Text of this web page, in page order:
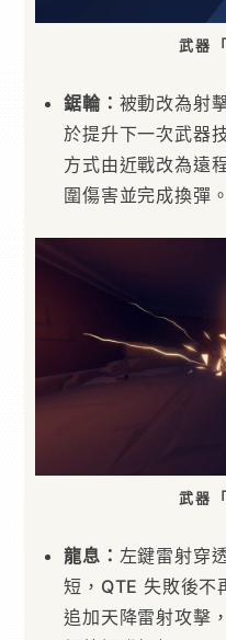
武器
鋸輪： 被動改為射
於提升下一次武器
方式由近戰改為遠
圍傷害並完成換彈。
武器
龍息： 左鍵雷射穿
短，QTE 失敗後不
追加天降雷射攻擊